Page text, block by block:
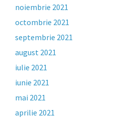
noiembrie 2021
octombrie 2021
septembrie 2021
august 2021
iulie 2021
iunie 2021
mai 2021
aprilie 2021